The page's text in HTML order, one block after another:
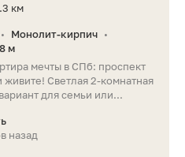
км
• Монолит-кирпич •
м
мечты в СПб: проспект
живите! Светлая 2-комнатная
для семьи или...
назад